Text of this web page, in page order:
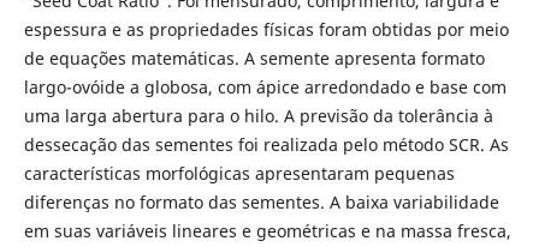
espessura e as propriedades físicas foram obtidas por meio
de equações matemáticas. A semente apresenta formato
largo-ovóide a globosa, com ápice arredondado e base com
uma larga abertura para o hilo. A previsão da tolerância à
dessecação das sementes foi realizada pelo método SCR. As
características morfológicas apresentaram pequenas
diferenças no formato das sementes. A baixa variabilidade
em suas variáveis lineares e geométricas e na massa fresca,